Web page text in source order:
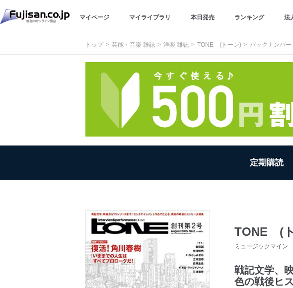
マイページ マイライブラリ 本日発売 ランキング 法
トップ 芸能・音楽 雑誌 洋楽 雑誌 TONE (トーン) バックナンバー
定期購読
TONE (ト
ミュージックマイン
戦記文学、
色の戦後ヒ